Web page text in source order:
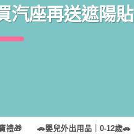
汽座再送遮陽貼
禮🎁 🚗嬰兒外出用品｜0-12歲🚗